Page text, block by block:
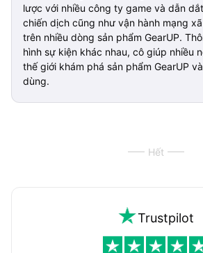
lược với nhiều công ty game và dẫn
chiến dịch cũng như vận hành mạng
trên nhiều dòng sản phẩm GearUP.
hình sự kiện khác nhau, cô giúp nhiều
thế giới khám phá sản phẩm GearUP
dùng.
Hết
Trustpilot